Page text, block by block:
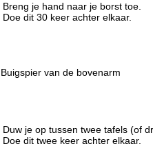
Breng je hand naar je borst toe.
Doe dit 30 keer achter elkaar.
Buigspier van de bovenarm
Duw je op tussen twee tafels (of
Doe dit twee keer achter elkaar.